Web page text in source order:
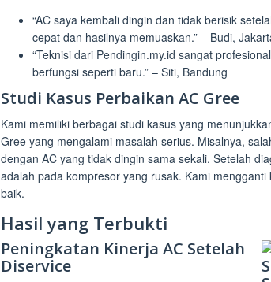
“AC saya kembali dingin dan tidak berisik
cepat dan hasilnya memuaskan.” – Budi,
“Teknisi dari Pendingin.my.id sangat
berfungsi seperti baru.” – Siti, Bandung
Studi Kasus Perbaikan AC Gree
Kami memiliki berbagai studi kasus yang
Gree yang mengalami masalah serius. Misalnya,
dengan AC yang tidak dingin sama sekali. Setelah
adalah pada kompresor yang rusak. Kami
baik.
Hasil yang Terbukti
Peningkatan Kinerja AC Setelah
Diservice